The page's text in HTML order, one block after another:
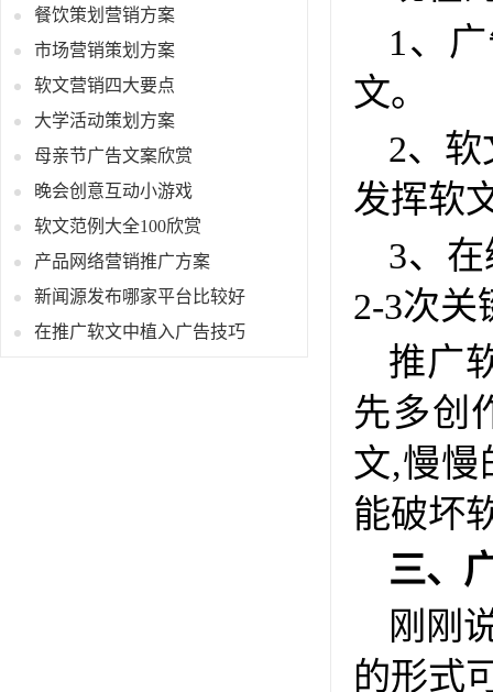
餐饮策划营销方案
市场营销策划方案
软文营销四大要点
大学活动策划方案
母亲节广告文案欣赏
晚会创意互动小游戏
软文范例大全100欣赏
产品网络营销推广方案
新闻源发布哪家平台比较好
在推广软文中植入广告技巧
1、
文。
2、
发挥软
3、
2-3次关
推广
先多创
文,慢慢
能破坏
三、
刚刚
的形式